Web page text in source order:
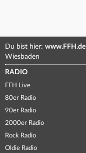
Du bist hier: www.FFH.de
Wiesbaden
RADIO
FFH Live
80er Radio
90er Radio
2000er Radio
Rock Radio
Oldie Radio